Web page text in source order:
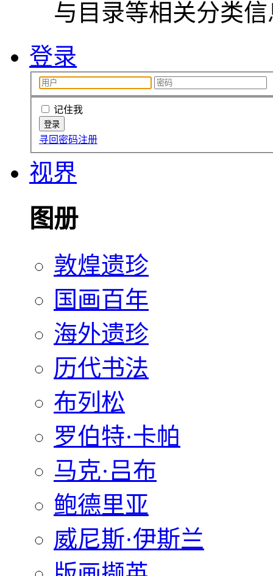
与目录等相关分类
登录
记住我
寻回密码注册
视界
图册
敦煌遗珍
国画百年
海外遗珍
历代书法
布列松
罗伯特·卡帕
马克·吕布
鲍德里亚
威尼斯·伊斯兰